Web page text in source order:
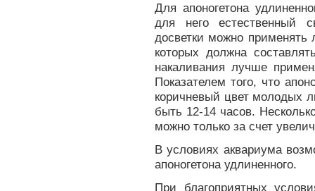
Для апоногетона
для него естественный
досветки можно
которых должна
накаливания лучше
Показателем того, что
коричневый цвет молодых
быть 12-14 часов.
можно только за счет
В условиях аквариума
апоногетона удлиненного.
При благоприятных